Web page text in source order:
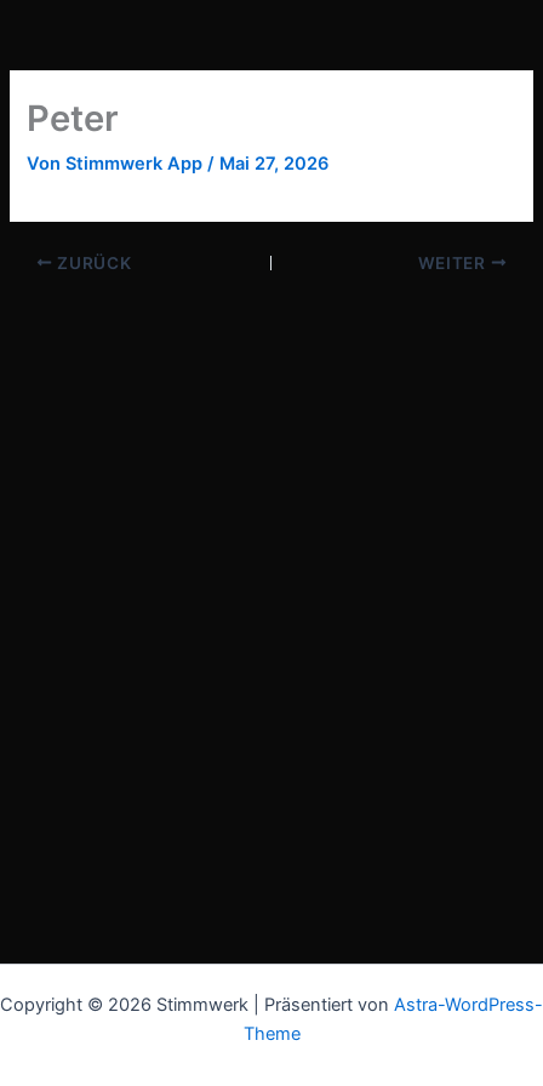
springen
Peter
VonStimmwerk App/ Mai 27, 2026
ZURÜCK WEITER
Copyright © 2026 Stimmwerk | Präsentiert von Astra-WordPress-
Theme